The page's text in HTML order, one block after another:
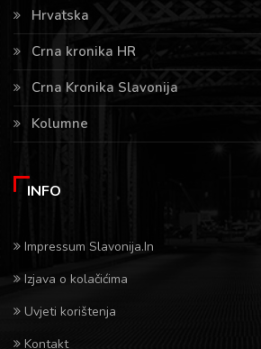
Hrvatska
Crna kronika HR
Crna Kronika Slavonija
Kolumne
INFO
Impressum Slavonija.In
Izjava o kolačićima
Uvjeti korištenja
Kontakt